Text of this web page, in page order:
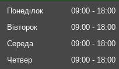
Понеділок 09:00
18:00
Вівторок
09:00
18:00
Середа
09:00
18:00
Четвер
09:00
18:00